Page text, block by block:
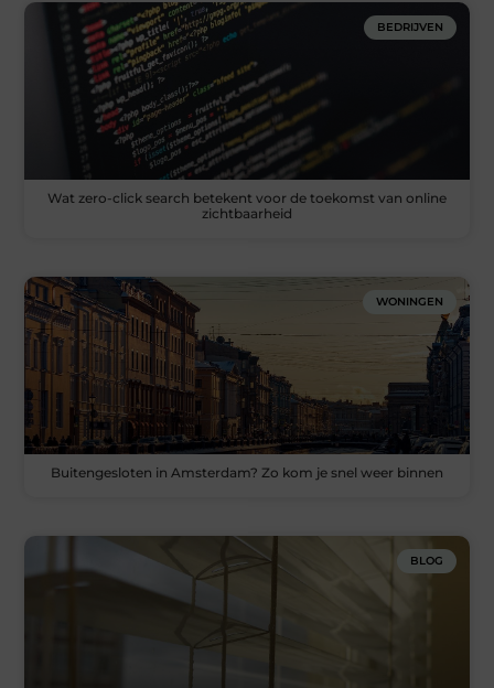
BEDRIJVEN
Wat zero-click search betekent voor de toekomst van online
zichtbaarheid
WONINGEN
Buitengesloten in Amsterdam? Zo kom je snel weer binnen
BLOG